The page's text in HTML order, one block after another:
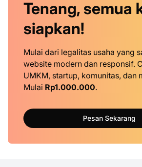
Tenang, semua
siapkan!
Mulai dari legalitas usaha yang
website modern dan responsif.
UMKM, startup, komunitas, dan
Mulai Rp1.000.000.
Pesan Sekarang